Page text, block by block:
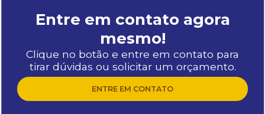
Entre em contato agora
mesmo!
Clique no botão e entre em contato para
tirar dúvidas ou solicitar um orçamento.
ENTRE EM CONTATO